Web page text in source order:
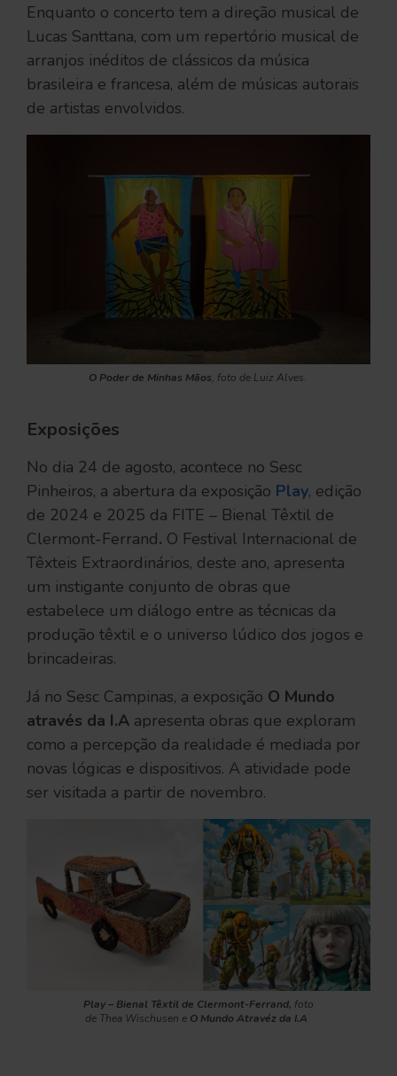
Enquanto o concerto tem a direção musical de
Lucas Santtana, com um repertório musical de
arranjos inéditos de clássicos da música
brasileira e francesa, além de músicas autorais
de artistas envolvidos.
O Poder de Minhas Mãos , foto de Luiz Alves.
Exposições
No dia 24 de agosto, acontece no Sesc
Pinheiros, a abertura da exposição Play, edição
de 2024 e 2025 da FITE – Bienal Têxtil de
Clermont-Ferrand. O Festival Internacional de
Têxteis Extraordinários, deste ano, apresenta
um instigante conjunto de obras que
estabelece um diálogo entre as técnicas da
produção têxtil e o universo lúdico dos jogos e
brincadeiras.
Já no Sesc Campinas, a exposição O Mundo
através da I.A apresenta obras que exploram
como a percepção da realidade é mediada por
novas lógicas e dispositivos. A atividade pode
ser visitada a partir de novembro.
Play – Bienal Têxtil de Clermont-Ferrand, foto
de Thea Wischusen e O Mundo Atravéz da I.A